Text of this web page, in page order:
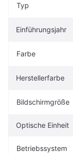
Typ
Einführungsjahr
Farbe
Herstellerfarbe
Bildschirmgröße
Optische Einheit
Betriebssystem